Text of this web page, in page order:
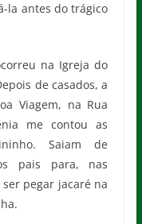
la antes do trágico
na Igreja do
de casados, a
Viagem, na Rua
me contou as
Saiam de
pais para, nas
pegar jacaré na